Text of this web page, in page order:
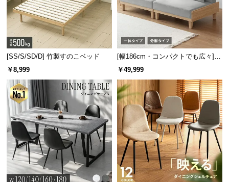
[SS/S/SD/D] 竹製すのこベッド
￥8,999
[幅186cm・コンパクトでも広々] 3
人掛けソファベッド リクライニン
￥49,999